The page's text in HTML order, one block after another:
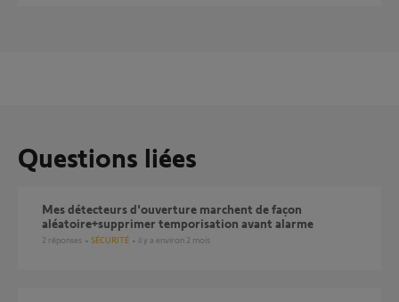
Questions liées
Mes détecteurs d'ouverture marchent de façon
aléatoire+supprimer temporisation avant alarme
2 réponses SÉCURITÉ il y a environ 2 mois